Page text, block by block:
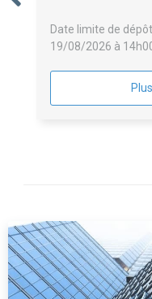
Date limite de
19/08/2026 à